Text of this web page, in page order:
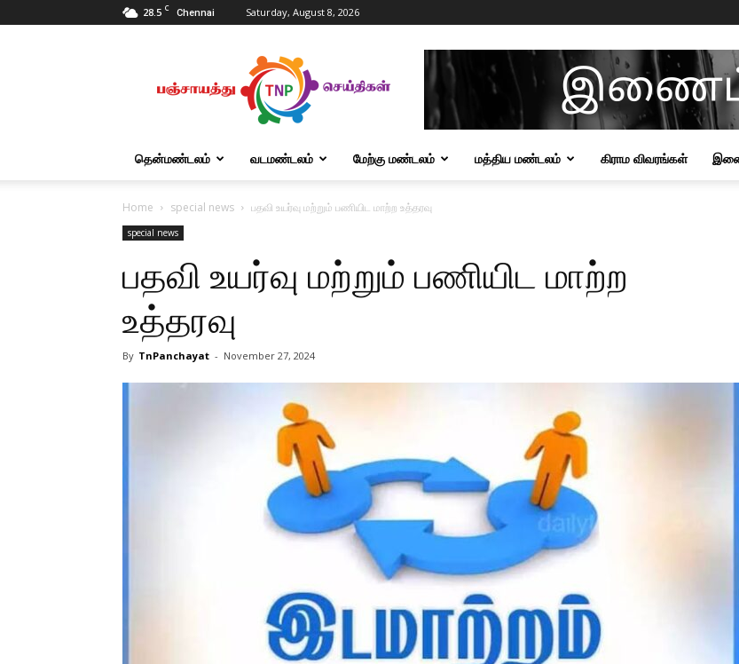
28.5 C Chennai Saturday, August 8, 2026
Tnpanchayat
தென்மண்டலம் வடமண்டலம் மேற்கு மண்டலம் மத்திய மண்டலம் கிராம விவரங்கள்
Home special news பதவி உயர்வு மற்றும் பணியிட மாற்ற உத்தரவு
special news
பதவி உயர்வு மற்றும் பணியிட மாற்ற
உத்தரவு
By TnPanchayat - November 27, 2024